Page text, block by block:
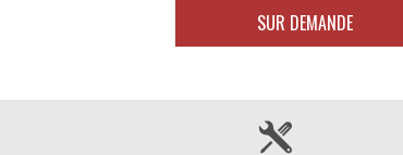
SUR DEMANDE